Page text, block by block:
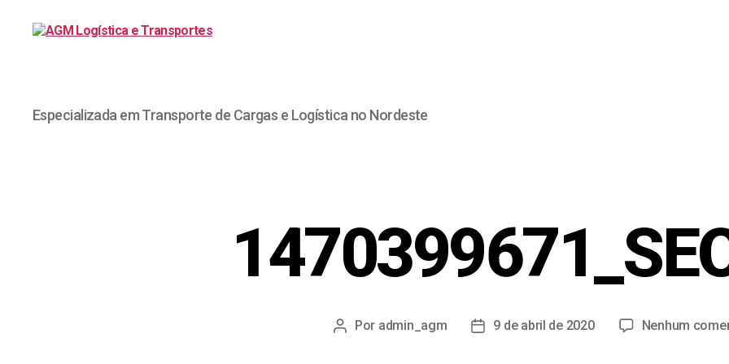
Especializada em Transporte de Cargas e Logística no Nordeste
Por admin_agm 9 de abril de 2020 Nenhum